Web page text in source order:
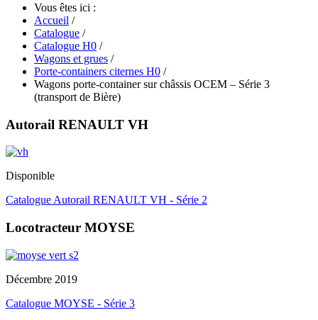
Vous êtes ici :
Accueil /
Catalogue /
Catalogue H0 /
Wagons et grues /
Porte-containers citernes H0 /
Wagons porte-container sur châssis OCEM – Série 3
(transport de Bière)
Autorail RENAULT VH
Disponible
Catalogue Autorail RENAULT VH - Série 2
Locotracteur MOYSE
Décembre 2019
Catalogue MOYSE - Série 3